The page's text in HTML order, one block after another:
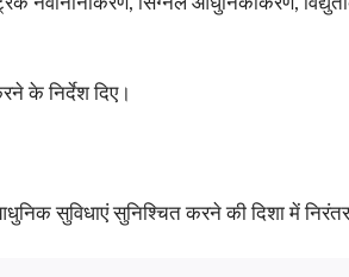
के निर्देश दिए।
सुविधाएं सुनिश्चित करने की दिशा में